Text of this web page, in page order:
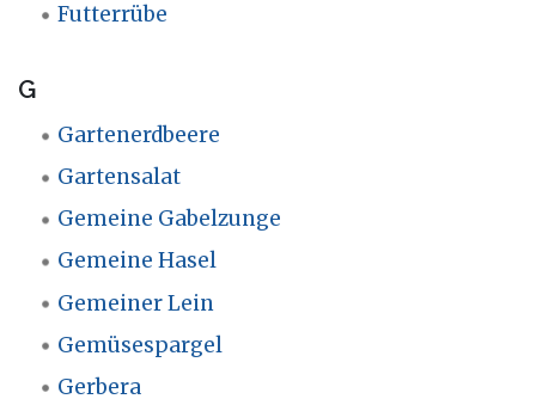
Futterrübe
G
Gartenerdbeere
Gartensalat
Gemeine Gabelzunge
Gemeine Hasel
Gemeiner Lein
Gemüsespargel
Gerbera